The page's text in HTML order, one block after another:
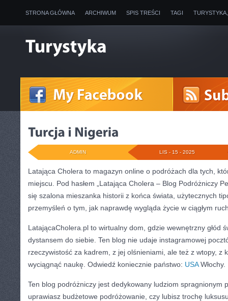
STRONA GŁÓWNA ARCHIWUM SPIS TREŚCI TAGI
LIS - 15 - 2025
ADMIN
Latająca Cholera to magazyn online o podróżach dla tych,
miejscu. Pod hasłem „Latająca Cholera – Blog Podróżniczy
się szalona mieszanka historii z końca świata, użytecznych
przemyśleń o tym, jak naprawdę wygląda życie w ciągłym
LatającaCholera.pl to wirtualny dom, gdzie wewnętrzny głód
dystansem do siebie. Ten blog nie udaje instagramowej
rzeczywistość za kadrem, z jej olśnieniami, ale też z wtopy, z
wyciągnąć naukę. Odwiedź koniecznie państwo: USAWłochy.
Ten blog podróżniczy jest dedykowany ludziom spragnionym
uprawiasz budżetowe podróżowanie, czy lubisz trochę